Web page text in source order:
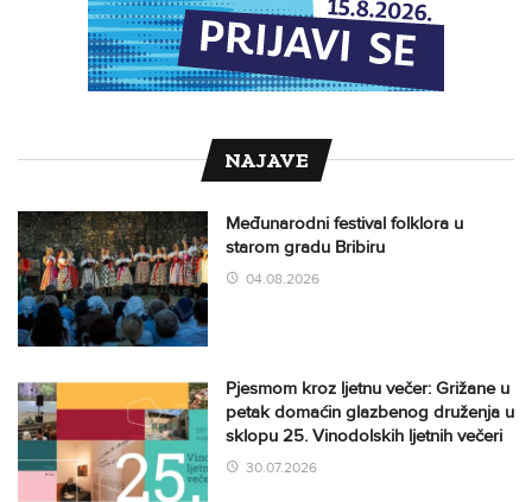
NAJAVE
Međunarodni festival folklora u
starom gradu Bribiru
04.08.2026
Pjesmom kroz ljetnu večer: Grižane u
petak domaćin glazbenog druženja u
sklopu 25. Vinodolskih ljetnih večeri
30.07.2026